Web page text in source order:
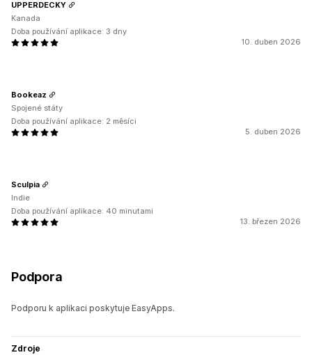
10. duben 2026
UPPERDECKY
Kanada
Doba používání aplikace: 3 dny
5. duben 2026
Bookeaz
Spojené státy
Doba používání aplikace: 2 měsíci
13. březen 2026
Sculpia
Indie
Doba používání aplikace: 40 minutami
Podpora
Podporu k aplikaci poskytuje EasyApps.
Zdroje